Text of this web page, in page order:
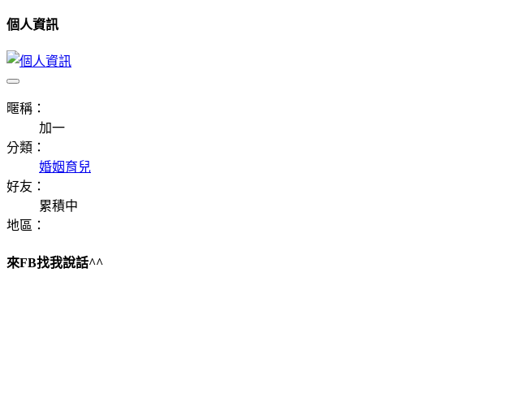
個人資訊
暱稱：
加一
分類：
婚姻育兒
好友：
累積中
地區：
來FB找我說話^^